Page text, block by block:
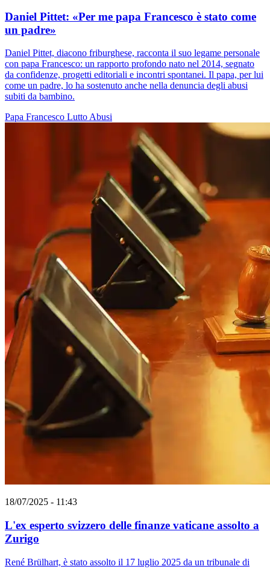
Daniel Pittet: «Per me papa Francesco è stato come
un padre»
Daniel Pittet, diacono friburghese, racconta il suo legame personale
con papa Francesco: un rapporto profondo nato nel 2014, segnato
da confidenze, progetti editoriali e incontri spontanei. Il papa, per lui
come un padre, lo ha sostenuto anche nella denuncia degli abusi
subiti da bambino.
Papa Francesco Lutto Abusi
18/07/2025 - 11:43
L'ex esperto svizzero delle finanze vaticane assolto a
Zurigo
René Brülhart, è stato assolto il 17 luglio 2025 da un tribunale di